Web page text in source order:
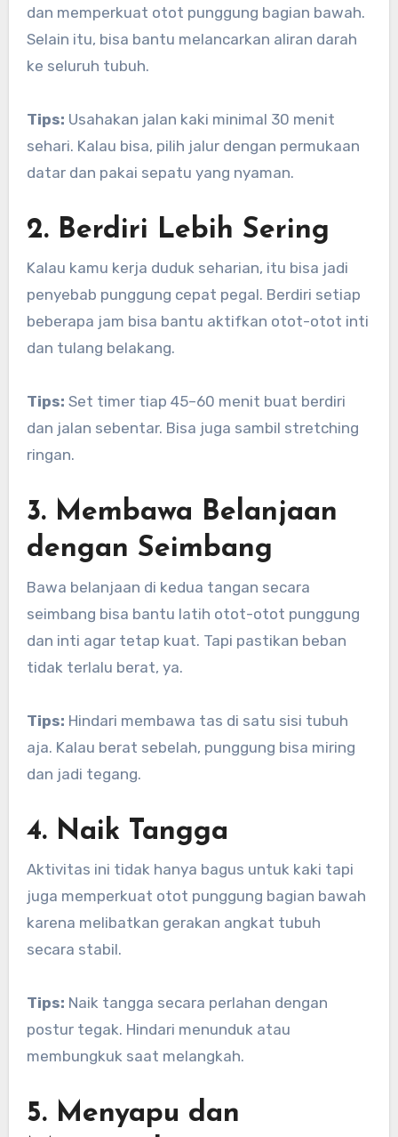
dan memperkuat otot punggung bagian bawah.
Selain itu, bisa bantu melancarkan aliran darah
ke seluruh tubuh.
Tips: Usahakan jalan kaki minimal 30 menit
sehari. Kalau bisa, pilih jalur dengan permukaan
datar dan pakai sepatu yang nyaman.
2. Berdiri Lebih Sering
Kalau kamu kerja duduk seharian, itu bisa jadi
penyebab punggung cepat pegal. Berdiri setiap
beberapa jam bisa bantu aktifkan otot-otot inti
dan tulang belakang.
Tips: Set timer tiap 45–60 menit buat berdiri
dan jalan sebentar. Bisa juga sambil stretching
ringan.
3. Membawa Belanjaan
dengan Seimbang
Bawa belanjaan di kedua tangan secara
seimbang bisa bantu latih otot-otot punggung
dan inti agar tetap kuat. Tapi pastikan beban
tidak terlalu berat, ya.
Tips: Hindari membawa tas di satu sisi tubuh
aja. Kalau berat sebelah, punggung bisa miring
dan jadi tegang.
4. Naik Tangga
Aktivitas ini tidak hanya bagus untuk kaki tapi
juga memperkuat otot punggung bagian bawah
karena melibatkan gerakan angkat tubuh
secara stabil.
Tips: Naik tangga secara perlahan dengan
postur tegak. Hindari menunduk atau
membungkuk saat melangkah.
5. Menyapu dan